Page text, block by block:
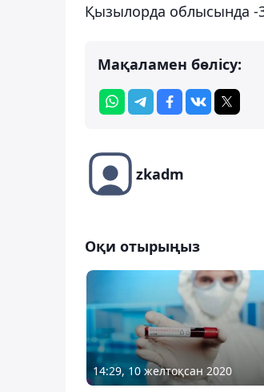
Қызылорда облысында -
Мақаламен бөлісу:
zkadm
Оқи отырыңыз
14:29, 10 желтоқсан 2020